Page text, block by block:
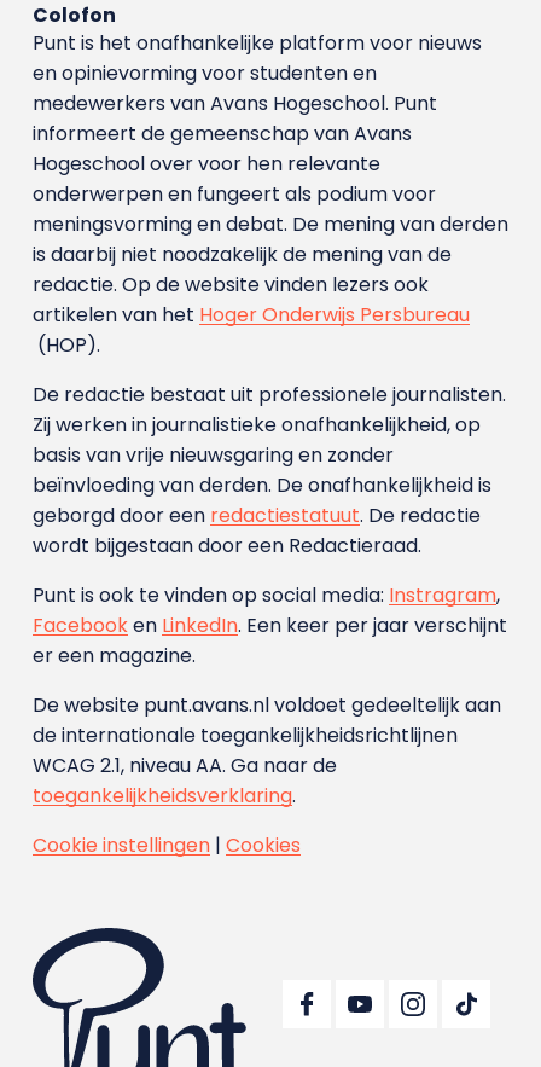
Colofon
Punt is het onafhankelijke platform voor nieuws
en opinievorming voor studenten en
medewerkers van Avans Hoge­school. Punt
informeert de gemeenschap van Avans
Hogeschool over voor hen relevante
onderwerpen en fungeert als podium voor
meningsvorming en debat. De mening van derden
is daarbij niet noodzakelijk de mening van de
redactie. Op de website vinden lezers ook
artikelen van het Hoger Onderwijs Persbureau
(HOP).
De redactie bestaat uit professionele journalisten.
Zij werken in journalistieke onafhankelijkheid, op
basis van vrije nieuwsgaring en zonder
beïnvloeding van derden. De onafhankelijkheid is
geborgd door een redactiestatuut. De redactie
wordt bijgestaan door een Redactieraad.
Punt is ook te vinden op social media: Instragram,
Facebooken LinkedIn. Een keer per jaar verschijnt
er een magazine.
De website punt.avans.nl voldoet gedeeltelijk aan
de internationale toegankelijkheidsrichtlijnen
WCAG 2.1, niveau AA. Ga naar de
toegankelijkheidsverklaring.
Cookie instellingen| Cookies